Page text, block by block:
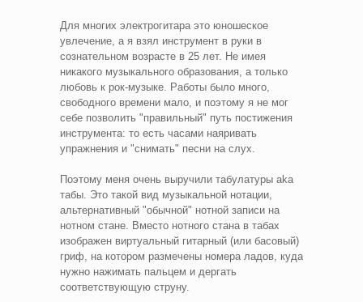
Для многих электрогитара это юношеское
увлечение, а я взял инструмент в руки в
сознательном возрасте в 25 лет. Не имея
никакого музыкального образования, а только
любовь к рок-музыке. Работы было много,
свободного времени мало, и поэтому я не мог
себе позволить "правильный" путь постижения
инструмента: то есть часами наяривать
упражнения и "снимать" песни на слух.
Поэтому меня очень выручили табулатуры aka
табы. Это такой вид музыкальной нотации,
альтернативный "обычной" нотной записи на
нотном стане. Вместо нотного стана в табах
изображен виртуальный гитарный (или басовый)
гриф, на котором размечены номера ладов, куда
нужно нажимать пальцем и дергать
соответствующую струну.